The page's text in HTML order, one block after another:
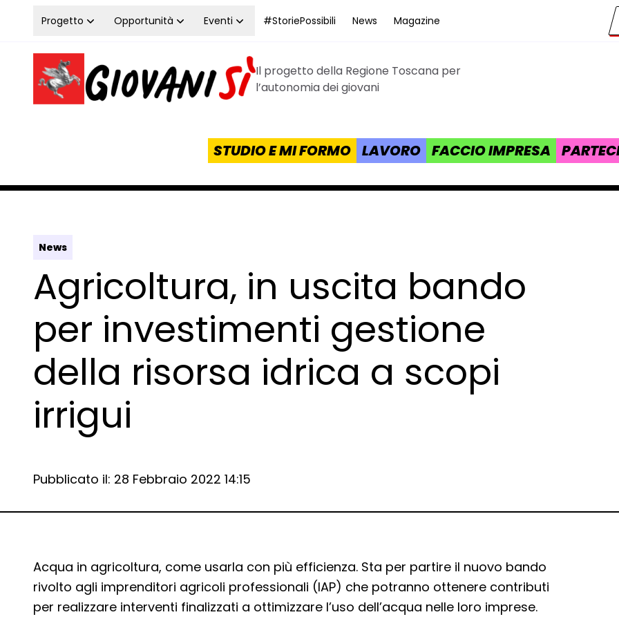
Vai al contenuto
Progetto Opportunità Eventi #StoriePossibili News Magazine
Homepage Giovanisì - Progetto della Regione Toscana
Il progetto della Regione Toscana per
l’autonomia dei giovani
STUDIO E MI FORMO LAVORO FACCIO IMPRESA
News
Agricoltura, in uscita bando
per investimenti gestione
della risorsa idrica a scopi
irrigui
Data e ora:
Pubblicato il: 28 Febbraio 2022 14:15
Dettagli articolo
Acqua in agricoltura, come usarla con più efficienza. Sta per partire il nuovo bando
rivolto agli imprenditori agricoli professionali (IAP) che potranno ottenere contributi
per realizzare interventi finalizzati a ottimizzare l’uso dell’acqua nelle loro imprese.